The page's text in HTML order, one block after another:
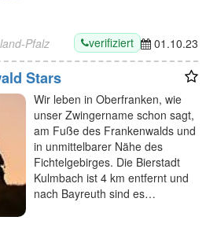
Pfalz verifiziert 01.10.23
Stars
Wir leben in Oberfranken, wie
unser Zwingername schon sagt,
am Fuße des Frankenwalds und
in unmittelbarer Nähe des
Fichtelgebirges. Die Bierstadt
Kulmbach ist 4 km entfernt und
nach Bayreuth sind es…